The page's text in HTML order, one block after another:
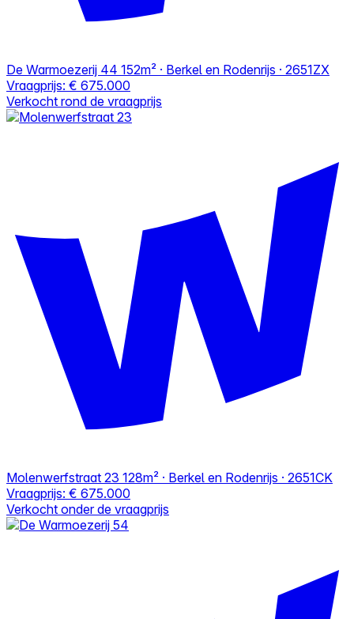
De Warmoezerij 44 152m² · Berkel en Rodenrijs · 2651ZX
Vraagprijs: € 675.000
Verkocht rond de vraagprijs
Molenwerfstraat 23 128m² · Berkel en Rodenrijs · 2651CK
Vraagprijs: € 675.000
Verkocht onder de vraagprijs